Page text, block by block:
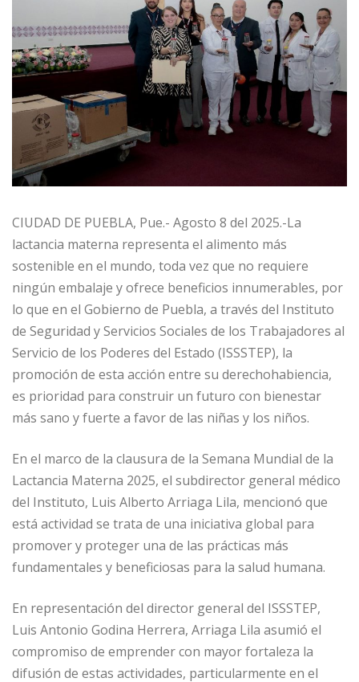
CIUDAD DE PUEBLA, Pue.- Agosto 8 del 2025.-La
lactancia materna representa el alimento más
sostenible en el mundo, toda vez que no requiere
ningún embalaje y ofrece beneficios innumerables, por
lo que en el Gobierno de Puebla, a través del Instituto
de Seguridad y Servicios Sociales de los Trabajadores al
Servicio de los Poderes del Estado (ISSSTEP), la
promoción de esta acción entre su derechohabiencia,
es prioridad para construir un futuro con bienestar
más sano y fuerte a favor de las niñas y los niños.
En el marco de la clausura de la Semana Mundial de la
Lactancia Materna 2025, el subdirector general médico
del Instituto, Luis Alberto Arriaga Lila, mencionó que
está actividad se trata de una iniciativa global para
promover y proteger una de las prácticas más
fundamentales y beneficiosas para la salud humana.
En representación del director general del ISSSTEP,
Luis Antonio Godina Herrera, Arriaga Lila asumió el
compromiso de emprender con mayor fortaleza la
difusión de estas actividades, particularmente en el